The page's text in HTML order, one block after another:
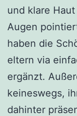
und klare
Augen
haben die
eltern via
ergänzt.
keineswegs,
dahinter